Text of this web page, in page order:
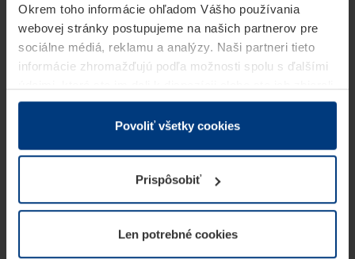
Okrem toho informácie ohľadom Vášho používania
webovej stránky postupujeme na našich partnerov pre
sociálne médiá, reklamu a analýzy. Naši partneri tieto
informácie zhromažďujú podľa možnosti spolu s ďalšími
v rámci Vášho využívania služieb.
Z právneho hľadiska môžeme cookies ukladať na Vašom
prevádzku tejto stránky. Pre všetky ostatné typy cookie
potrebujeme Vaše povolenie. Vaše povolenie môžete
kedykoľvek zmeniť alebo odvolať vo vysvetlení cookie
našej webovej stránky.
Povoliť všetky cookies
Prispôsobiť
Len potrebné cookies